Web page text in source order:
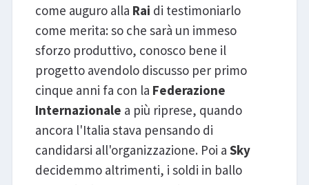
come auguro alla Rai di testimoniarlo
come merita: so che sarà un immeso
sforzo produttivo, conosco bene il
progetto avendolo discusso per primo
cinque anni fa con la Federazione
Internazionale a più riprese, quando
ancora l'Italia stava pensando di
candidarsi all'organizzazione. Poi a Sky
decidemmo altrimenti, i soldi in ballo